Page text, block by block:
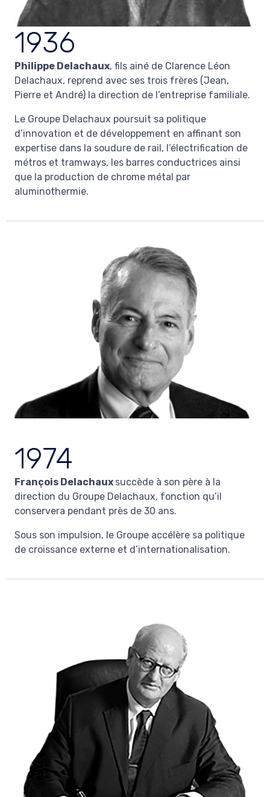
1936
Philippe Delachaux, fils ainé de Clarence Léon
Delachaux, reprend avec ses trois frères (Jean,
Pierre et André) la direction de l’entreprise familiale.
Le Groupe Delachaux poursuit sa politique
d’innovation et de développement en affinant son
expertise dans la soudure de rail, l’électrification de
métros et tramways, les barres conductrices ainsi
que la production de chrome métal par
aluminothermie.
1974
François Delachaux succède à son père à la
direction du Groupe Delachaux, fonction qu’il
conservera pendant près de 30 ans.
Sous son impulsion, le Groupe accélère sa politique
de croissance externe et d’internationalisation.